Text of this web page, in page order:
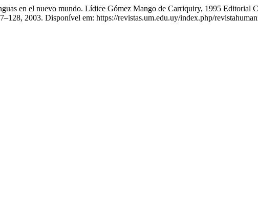
en el nuevo mundo. Lídice Gómez Mango de Carriquiry, 1995 Editorial
2003. Disponível em: https://revistas.um.edu.uy/index.php/